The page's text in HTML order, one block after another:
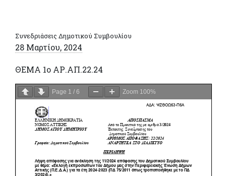
Συνεδριάσεις Δημοτικού Συμβουλίου
28 Μαρτίου, 2024
ΘΕΜΑ 1ο ΑΡ.ΑΠ.22.24
Page 1 / 6 Zoom 100%